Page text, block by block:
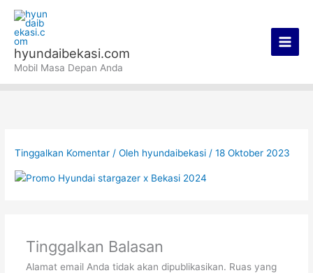
konten
hyundaibekasi.com
Mobil Masa Depan Anda
Tinggalkan Komentar / Oleh hyundaibekasi/18 Oktober 2023
Tinggalkan Balasan
Alamat email Anda tidak akan dipublikasikan. Ruas yang